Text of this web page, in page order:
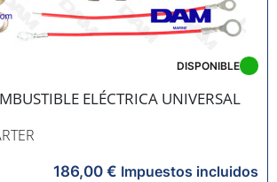
ELÉCTRICA UNIVERSAL
DISPONIBLE
186,00 € Impuestos incluidos